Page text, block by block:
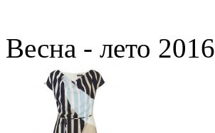
Весна - лето 2016